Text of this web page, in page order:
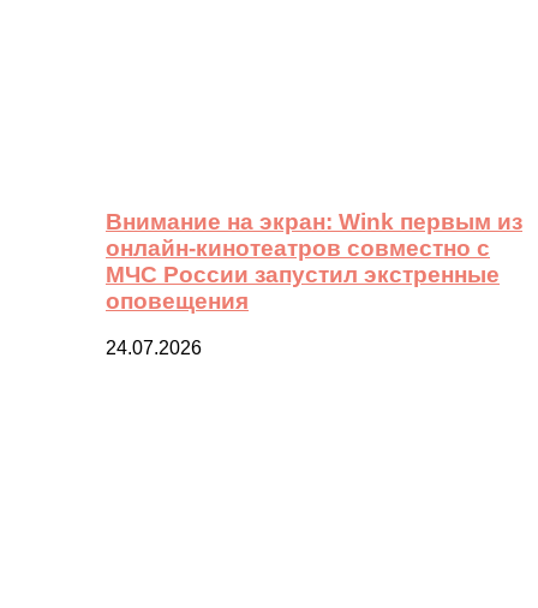
Внимание на экран: Wink первым из
онлайн-кинотеатров совместно с
МЧС России запустил экстренные
оповещения
24.07.2026